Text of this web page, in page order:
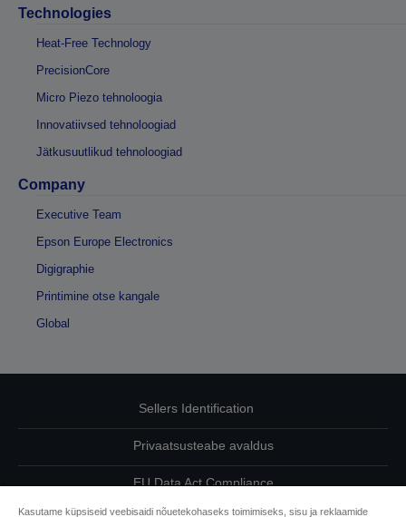
Technologies
Heat-Free Technology
PrecisionCore
Micro Piezo tehnoloogia
Innovatiivsed tehnoloogiad
Jätkusuutlikud tehnoloogiad
Company
Executive Team
Epson Europe Electronics
Digigraphie
Printimine otse kangale
Global
Sellers Identification
Privaatsusteabe avaldus
EU Data Act Compliance
Kasutame küpsiseid veebisaidi nõuetekohaseks toimimiseks, sisu ja reklaamide